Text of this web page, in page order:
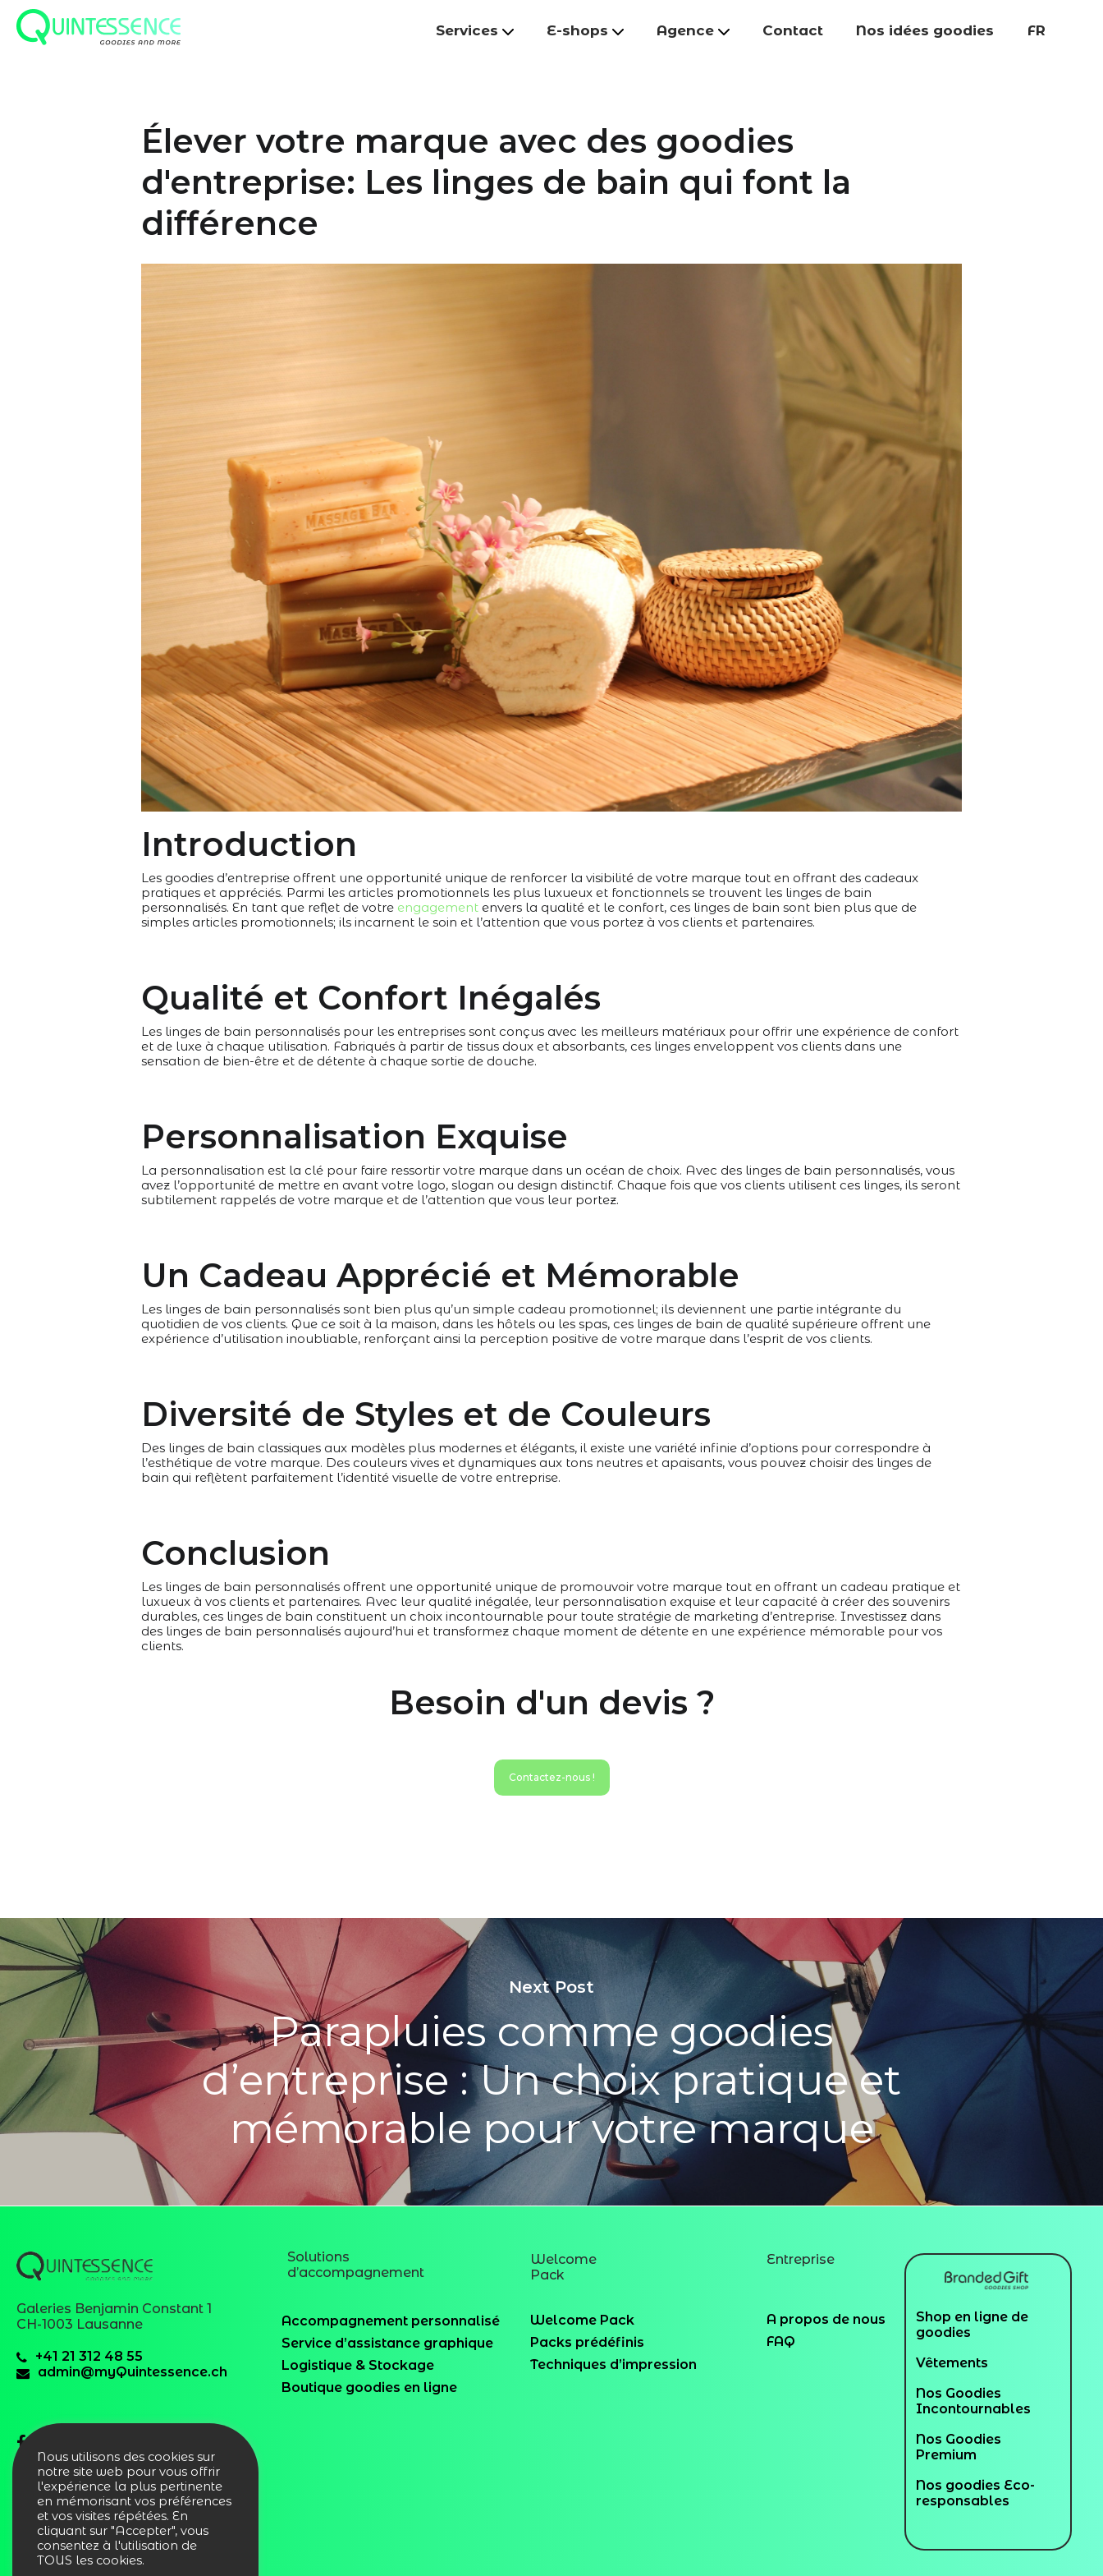
main
content
Services E-shops Agence Contact Nos idées goodies FR
Élever votre marque avec des goodies
d'entreprise: Les linges de bain qui font la
différence
Introduction
Les goodies d’entreprise offrent une opportunité unique de renforcer la visibilité de votre marque tout en offrant des cadeaux
pratiques et appréciés. Parmi les articles promotionnels les plus luxueux et fonctionnels se trouvent les linges de bain
personnalisés. En tant que reflet de votre engagement envers la qualité et le confort, ces linges de bain sont bien plus que de
simples articles promotionnels; ils incarnent le soin et l’attention que vous portez à vos clients et partenaires.
Qualité et Confort Inégalés
Les linges de bain personnalisés pour les entreprises sont conçus avec les meilleurs matériaux pour offrir une expérience de confort
et de luxe à chaque utilisation. Fabriqués à partir de tissus doux et absorbants, ces linges enveloppent vos clients dans une
sensation de bien-être et de détente à chaque sortie de douche.
Personnalisation Exquise
La personnalisation est la clé pour faire ressortir votre marque dans un océan de choix. Avec des linges de bain personnalisés, vous
avez l’opportunité de mettre en avant votre logo, slogan ou design distinctif. Chaque fois que vos clients utilisent ces linges, ils seront
subtilement rappelés de votre marque et de l’attention que vous leur portez.
Un Cadeau Apprécié et Mémorable
Les linges de bain personnalisés sont bien plus qu’un simple cadeau promotionnel; ils deviennent une partie intégrante du
quotidien de vos clients. Que ce soit à la maison, dans les hôtels ou les spas, ces linges de bain de qualité supérieure offrent une
expérience d’utilisation inoubliable, renforçant ainsi la perception positive de votre marque dans l’esprit de vos clients.
Diversité de Styles et de Couleurs
Des linges de bain classiques aux modèles plus modernes et élégants, il existe une variété infinie d’options pour correspondre à
l’esthétique de votre marque. Des couleurs vives et dynamiques aux tons neutres et apaisants, vous pouvez choisir des linges de
bain qui reflètent parfaitement l’identité visuelle de votre entreprise.
Conclusion
Les linges de bain personnalisés offrent une opportunité unique de promouvoir votre marque tout en offrant un cadeau pratique et
luxueux à vos clients et partenaires. Avec leur qualité inégalée, leur personnalisation exquise et leur capacité à créer des souvenirs
durables, ces linges de bain constituent un choix incontournable pour toute stratégie de marketing d’entreprise. Investissez dans
des linges de bain personnalisés aujourd’hui et transformez chaque moment de détente en une expérience mémorable pour vos
clients.
Besoin d'un devis ?
Contactez-nous !
Next Post
Parapluies comme goodies
d’entreprise : Un choix pratique et
mémorable pour votre marque
Galeries Benjamin Constant 1
CH-1003 Lausanne
+41 21 312 48 55
admin@myQuintessence.ch
Copyright © 2012–2026
Quintessence Publicité Sàrl – Tous
Solutions
d’accompagnement
Accompagnement personnalisé
Service d’assistance graphique
Logistique & Stockage
Boutique goodies en ligne
Welcome
Pack
Welcome Pack
Packs prédéfinis
Techniques d’impression
Entreprise
A propos de nous
FAQ
Shop en ligne de
goodies
Vêtements
Nos Goodies
Incontournables
Nos Goodies
Premium
Nos goodies Eco-
responsables
Nous utilisons des cookies sur
notre site web pour vous offrir
l'expérience la plus pertinente
en mémorisant vos préférences
et vos visites répétées. En
cliquant sur "Accepter", vous
consentez à l'utilisation de
TOUS les cookies.